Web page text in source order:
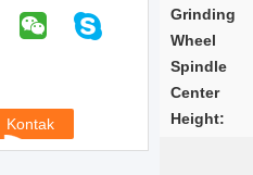
Grinding
Wheel
Spindle
Center
Height: